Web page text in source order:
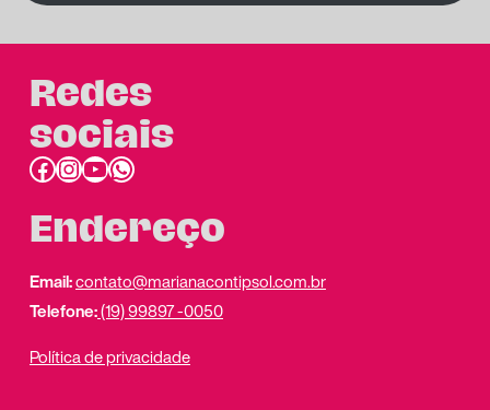
Redes
sociais
Facebook InstagramYoutube link do whatsapp
Endereço
Email:contato@marianacontipsol.com.br
Telefone:(19) 99897 -0050
Política de privacidade